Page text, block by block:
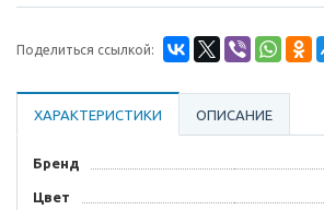
Поделиться ссылкой:
ХАРАКТЕРИСТИКИ ОПИСАНИЕ
Бренд
Цвет